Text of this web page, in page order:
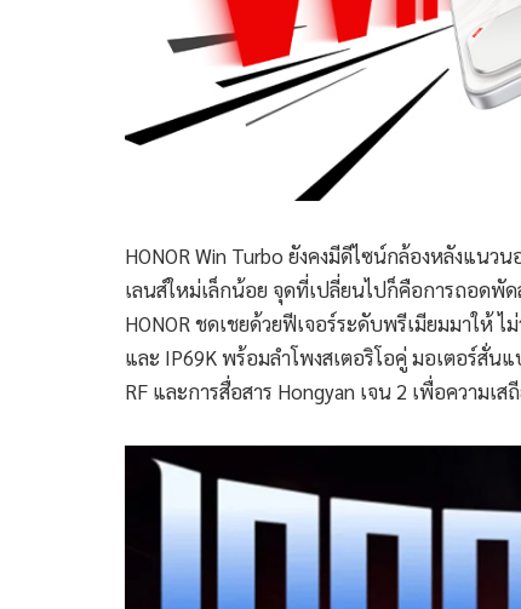
HONOR Win Turbo ยังคงมีดีไซน์กล้องหลังแน
เลนส์ใหม่เล็กน้อย จุดที่เปลี่ยนไปก็คือการถอดพั
HONOR ชดเชยด้วยฟีเจอร์ระดับพรีเมียมมาให้
และ IP69K พร้อมลำโพงสเตอริโอคู่ มอเตอร์
RF และการสื่อสาร Hongyan เจน 2 เพื่อความเส